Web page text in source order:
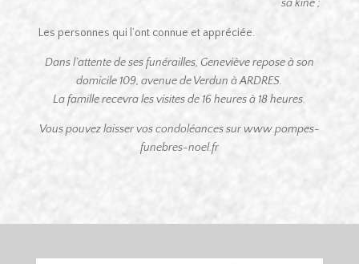
sa kiné ;
Les personnes qui l’ont connue et appréciée.
Dans l’attente de ses funérailles, Geneviève repose à son
domicile 109, avenue de Verdun à ARDRES.
La famille recevra les visites de 16 heures à 18 heures.
Vous pouvez laisser vos condoléances sur www.pompes-
funebres-noel.fr